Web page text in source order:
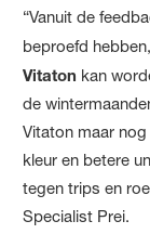
“Vanuit de
beproefd
Vitaton kan
de
Vitaton maar
kleur en betere
tegen trips en
Specialist Prei.